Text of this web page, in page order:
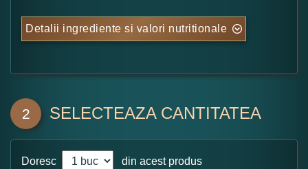
Detalii ingrediente si valori nutritionale
2 SELECTEAZA CANTITATEA
Doresc din acest produs